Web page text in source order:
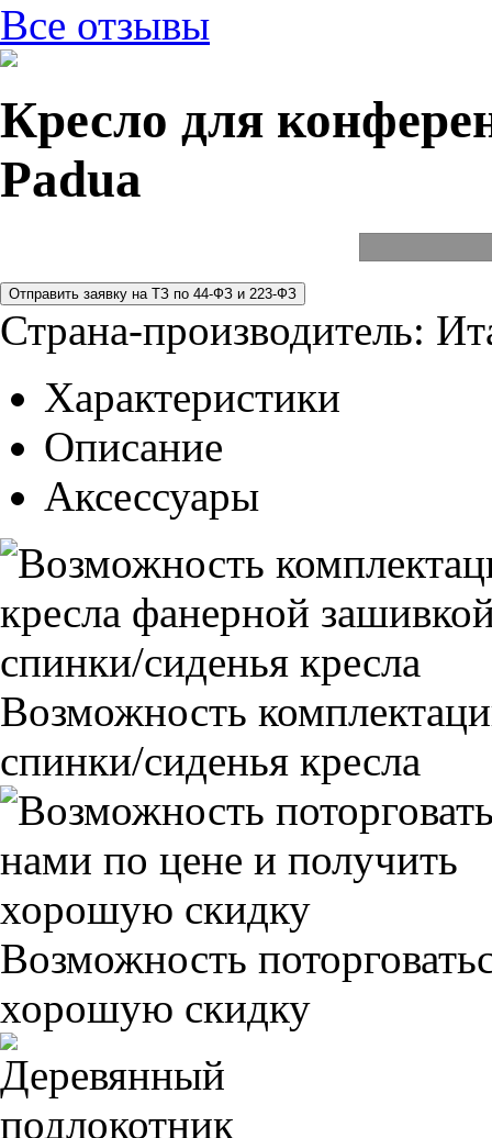
Все отзывы
Кресло для
Padua
Страна-производитель:
Характеристики
Описание
Аксессуары
Возможность
спинки/сиденья кресла
Возможность
хорошую скидку